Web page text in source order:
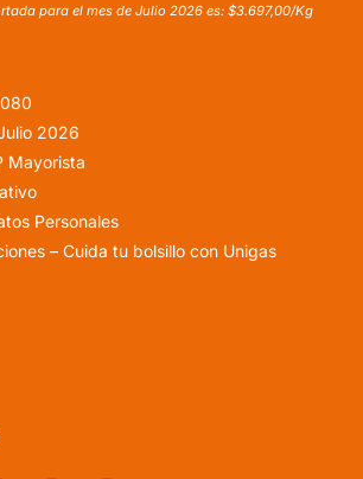
para el mes de Julio 2026 es: $3.697,00/Kg
2026
Mayorista
Personales
– Cuida tu bolsillo con Unigas